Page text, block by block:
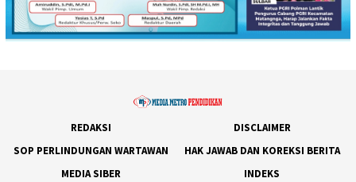
REDAKSI
DISCLAIMER
SOP PERLINDUNGAN WARTAWAN
HAK JAWAB DAN KOREKSI BERITA
MEDIA SIBER
INDEKS